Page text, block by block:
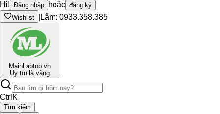
Hi! Đăng nhập hoặc đăng ký
Wishlist
Lâm: 0933.358.385
MainLaptop.vn
Uy tín là vàng
Ctrl K
Tìm kiếm